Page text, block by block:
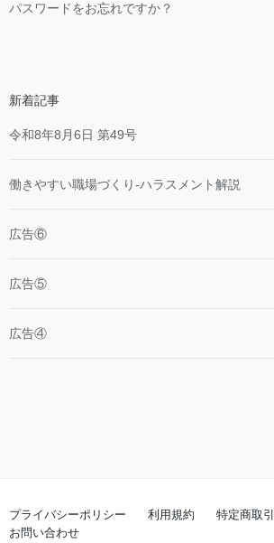
パスワードをお忘れですか？
新着記事
令和8年8月6日 第49号
働きやすい職場づくり-ハラスメント解説
広告⑥
広告⑤
広告④
プライバシーポリシー 利用規約
特定商取
お問い合わせ